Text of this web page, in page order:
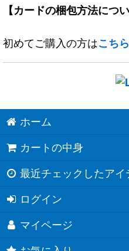
【カードの梱包方法につい
初めてご購入の方はこちら
ホーム
カートの中身
最近チェックしたアイ
ログイン
マイページ